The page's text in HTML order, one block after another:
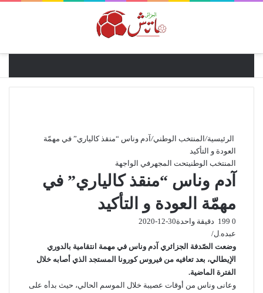
الرئيسية/المنتخب الوطني/آدم وناس “منقذ كالياري” في مهمّة
العودة و التأكيد
المنتخب الوطنيتحت المجهر في الواجهة
آدم وناس “منقذ كالياري” في
مهمّة العودة و التأكيد
2020-12-30 0
دقيقة واحدة
عبده.ل/
وضعت الصّدفة الجزائري آدم وناس في مهمة انتقامية بالدوري
الإيطالي، بعد تعافيه من فيروس كورونا المستجد الذي أصابه خلال
الفترة الماضية.
وعانى وناس من أوقات عصيبة خلال الموسم الحالي، حيث بدأه على